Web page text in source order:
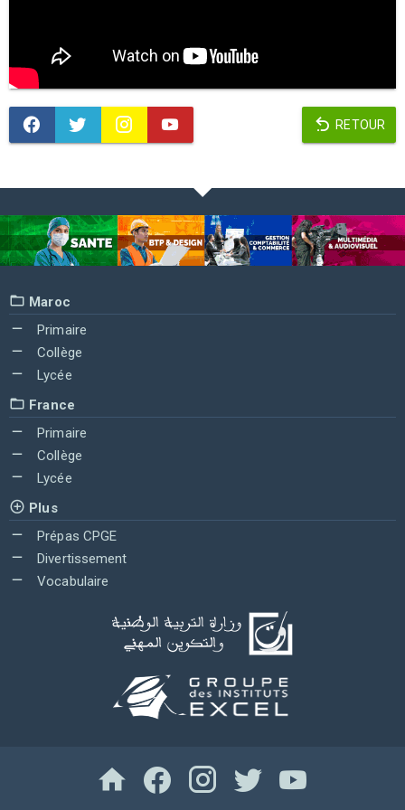
RETOUR
Maroc
Primaire
Collège
Lycée
France
Primaire
Collège
Lycée
Plus
Prépas CPGE
Divertissement
Vocabulaire